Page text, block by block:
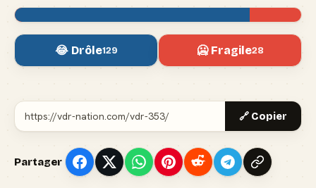
😂 Drôle129 🥶 Fragile28
🔗 Copier
Partager